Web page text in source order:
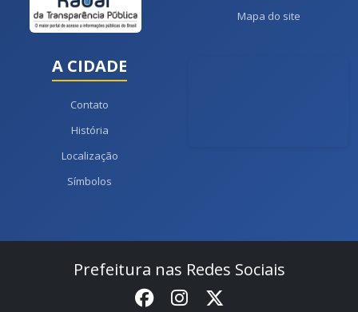
Mapa do site
A CIDADE
Contato
História
Localização
Símbolos
Prefeitura nas Redes Sociais